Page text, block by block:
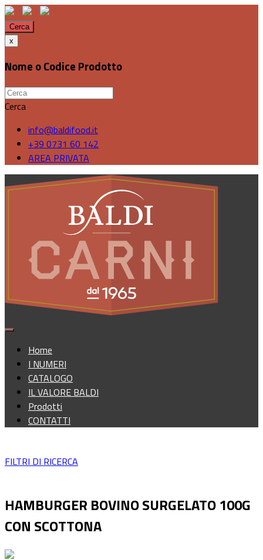
Cerca
x
Nome o Codice Prodotto
Cerca
info@baldifood.it
+39 0731 60 142
AREA PRIVATA
Home
I NUMERI
CATALOGO
IL VALORE BALDI
Prodotti
CONTATTI
FILTRI DI RICERCA
HAMBURGER BOVINO SURGELATO 100G
CON SCOTTONA